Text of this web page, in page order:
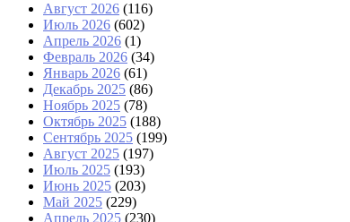
Август 2026 (116)
Июль 2026 (602)
Апрель 2026 (1)
Февраль 2026 (34)
Январь 2026 (61)
Декабрь 2025 (86)
Ноябрь 2025 (78)
Октябрь 2025 (188)
Сентябрь 2025 (199)
Август 2025 (197)
Июль 2025 (193)
Июнь 2025 (203)
Май 2025 (229)
Апрель 2025 (230)